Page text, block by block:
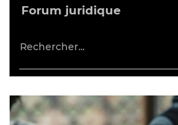
Forum juridique